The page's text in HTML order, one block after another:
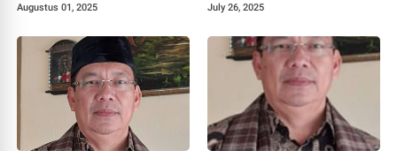
Memahaminya
Augustus 01, 2025 July 26, 2025